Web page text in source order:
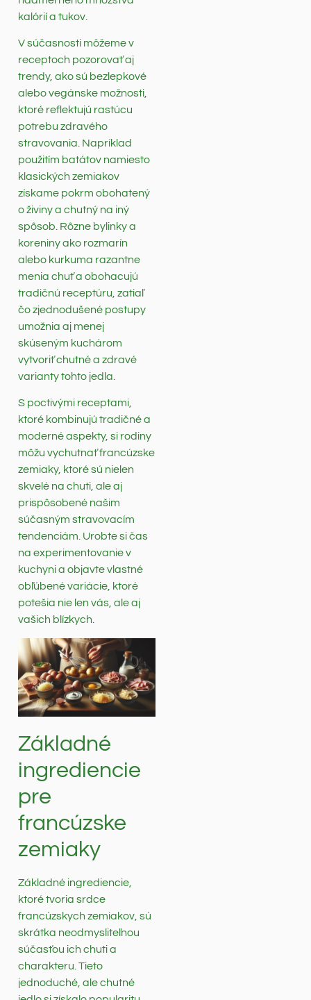
kalórií a tukov.
V súčasnosti môžeme v
receptoch pozorovať aj
trendy, ako sú bezlepkové
alebo vegánske možnosti,
ktoré reflektujú rastúcu
potrebu zdravého
stravovania. Napríklad
použitím batátov namiesto
klasických zemiakov
získame pokrm obohatený
o živiny a chutný na iný
spôsob. Rôzne bylinky a
koreniny ako rozmarín
alebo kurkuma razantne
menia chuť a obohacujú
tradičnú receptúru, zatiaľ
čo zjednodušené postupy
umožnia aj menej
skúseným kuchárom
vytvoriť chutné a zdravé
varianty tohto jedla.
S poctivými receptami,
ktoré kombinujú tradičné a
moderné aspekty, si rodiny
môžu vychutnať francúzske
zemiaky, ktoré sú nielen
skvelé na chuti, ale aj
prispôsobené našim
súčasným stravovacím
tendenciám. Urobte si čas
na experimentovanie v
kuchyni a objavte vlastné
obľúbené variácie, ktoré
potešia nie len vás, ale aj
vašich blízkych.
Základné
ingrediencie
pre
francúzske
zemiaky
Základné ingrediencie,
ktoré tvoria srdce
francúzskych zemiakov, sú
skrátka neodmysliteľnou
súčasťou ich chuti a
charakteru. Tieto
jednoduché, ale chutné